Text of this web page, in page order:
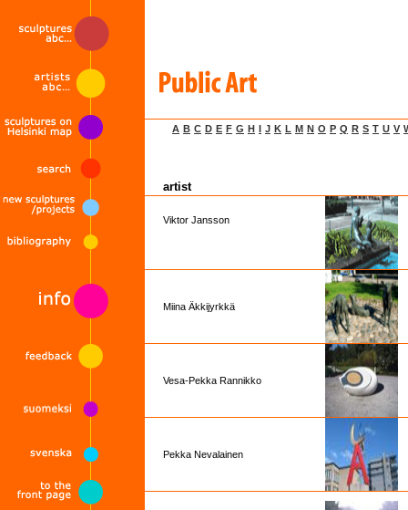
A B C D E F G H I J K L M N O P Q R S T U V
artist
Viktor Jansson
Miina Äkkijyrkkä
Vesa-Pekka Rannikko
Pekka Nevalainen